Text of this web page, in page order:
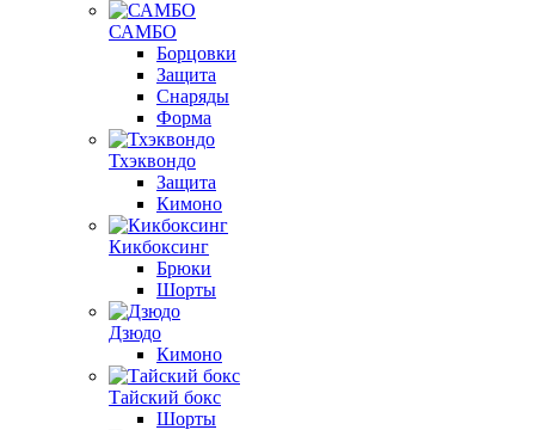
САМБО
Борцовки
Защита
Снаряды
Форма
Тхэквондо
Защита
Кимоно
Кикбоксинг
Брюки
Шорты
Дзюдо
Кимоно
Тайский бокс
Шорты